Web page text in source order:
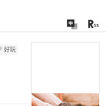
好玩